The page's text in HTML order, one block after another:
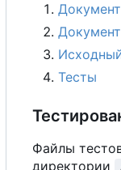
Тесты
Файлы
директории